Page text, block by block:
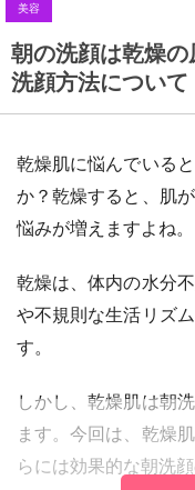
美容
朝の洗顔は乾燥
洗顔方法について
乾燥肌に悩んでいる
か？乾燥すると、肌
悩みが増えますよね。
乾燥は、体内の水分
や不規則な生活リズ
す。
しかし、乾燥肌は朝
ます。今回は、乾燥
らには効果的な朝洗